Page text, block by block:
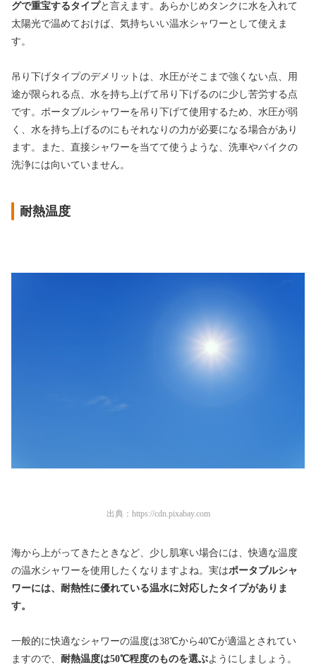
グで重宝するタイプと言えます。あらかじめタンクに水を入れて
太陽光で温めておけば、気持ちいい温水シャワーとして使えま
す。
吊り下げタイプのデメリットは、水圧がそこまで強くない点、用
途が限られる点、水を持ち上げて吊り下げるのに少し苦労する点
です。ポータブルシャワーを吊り下げて使用するため、水圧が弱
く、水を持ち上げるのにもそれなりの力が必要になる場合があり
ます。また、直接シャワーを当てて使うような、洗車やバイクの
洗浄には向いていません。
耐熱温度
出典： https://cdn.pixabay.com
海から上がってきたときなど、少し肌寒い場合には、快適な温度
の温水シャワーを使用したくなりますよね。実はポータブルシャ
ワーには、耐熱性に優れている温水に対応したタイプがありま
す。
一般的に快適なシャワーの温度は38℃から40℃が適温とされてい
ますので、 耐熱温度は50℃程度のものを選ぶようにしましょう。